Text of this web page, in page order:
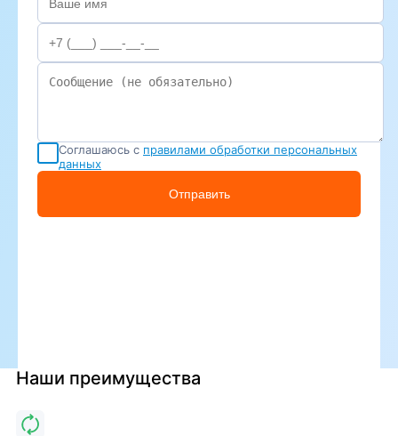
Соглашаюсь с правилами обработки персональных
данных
Отправить
Наши преимущества